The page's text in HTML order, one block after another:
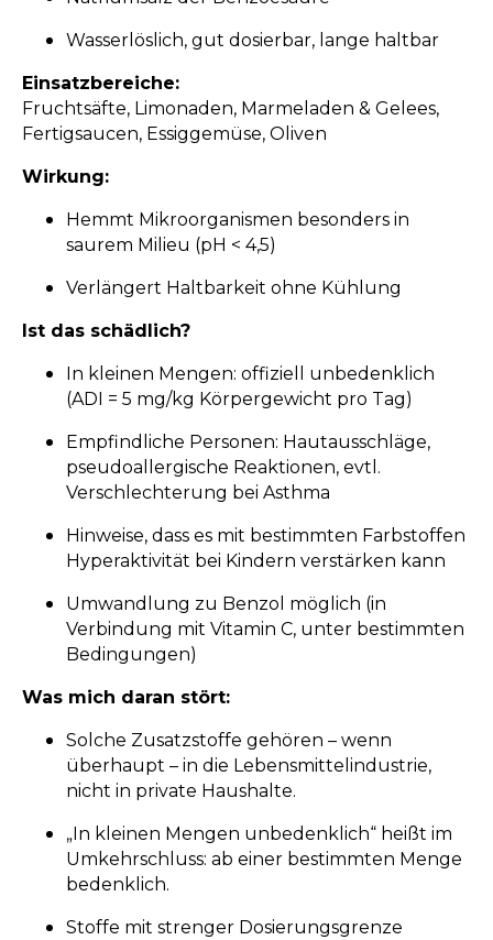
Wasserlöslich, gut dosierbar, lange haltbar
Einsatzbereiche:
Fruchtsäfte, Limonaden, Marmeladen & Gelees,
Fertigsaucen, Essiggemüse, Oliven
Wirkung:
Hemmt Mikroorganismen besonders in
saurem Milieu (pH < 4,5)
Verlängert Haltbarkeit ohne Kühlung
Ist das schädlich?
In kleinen Mengen: offiziell unbedenklich
(ADI = 5 mg/kg Körpergewicht pro Tag)
Empfindliche Personen: Hautausschläge,
pseudoallergische Reaktionen, evtl.
Verschlechterung bei Asthma
Hinweise, dass es mit bestimmten Farbstoffen
Hyperaktivität bei Kindern verstärken kann
Umwandlung zu Benzol möglich (in
Verbindung mit Vitamin C, unter bestimmten
Bedingungen)
Was mich daran stört:
Solche Zusatzstoffe gehören – wenn
überhaupt – in die Lebensmittelindustrie,
nicht in private Haushalte.
„In kleinen Mengen unbedenklich“ heißt im
Umkehrschluss: ab einer bestimmten Menge
bedenklich.
Stoffe mit strenger Dosierungsgrenze